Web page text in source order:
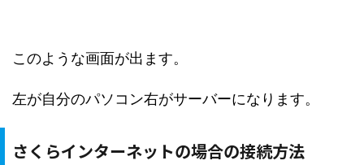
このような画面が出ます。
左が自分のパソコン右がサーバーになります。
さくらインターネットの場合の接続方法